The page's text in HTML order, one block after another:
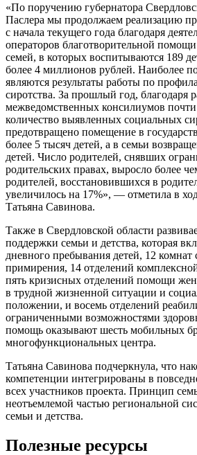
«По поручению губернатора
Паслера мы продолжаем реализацию
с начала текущего года благодаря
операторов благотворительной
семей, в которых воспитываются 189
более 4 миллионов рублей. Наиболее
являются результаты работы по
сиротства. За прошлый год, благодаря
межведомственных консилиумов
количество выявленных социальных
предотвращено помещение в
более 5 тысяч детей, а в семьи
детей. Число родителей, снявших
родительских правах, выросло более
родителей, восстановившихся в
увеличилось на 17%», — отметила в
Татьяна Савинова.
Также в Свердловской области
поддержки семьи и детства, которая
дневного пребывания детей, 12 комнат
примирения, 14 отделений
пять кризисных отделений помощи
в трудной жизненной ситуации и
положении, и восемь отделений
ограниченными возможностями
помощь оказывают шесть мобильных
многофункциональных центра.
Татьяна Савинова подчеркнула, что
компетенции интегрированы в
всех участников проекта. Принцип
неотъемлемой частью региональной
семьи и детства.
Полезные ресурсы